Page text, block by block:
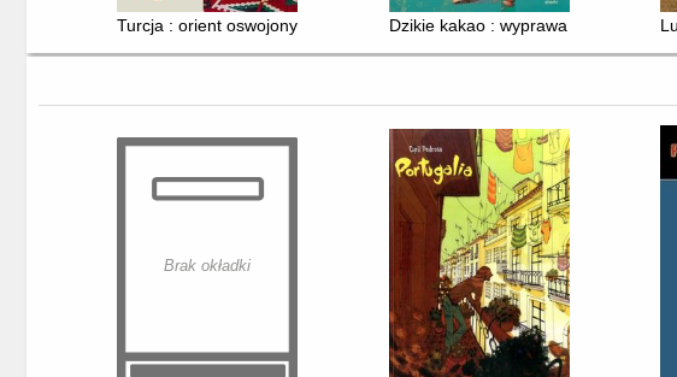
Turcja : orient oswojony Dzikie kakao : wyprawa do źródeł
Brak okładki